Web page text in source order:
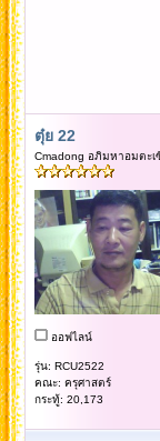
ตุ๋ย 22
Cmadong อภิมหาอมตะเ
ออฟไลน์
รุ่น: RCU2522
คณะ: ครุศาสตร์
กระทู้: 20,173